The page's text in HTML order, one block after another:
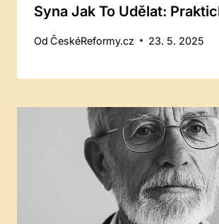
Syna Jak To Udělat:
Od ČeskéReformy.cz 23. 5. 2025